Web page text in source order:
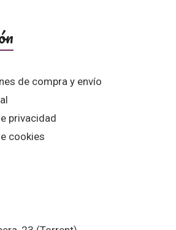
de compra y envío
privacidad
cookies